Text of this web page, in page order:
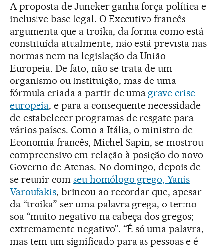
A proposta de Juncker ganha força política e
inclusive base legal. O Executivo francês
argumenta que a troika, da forma como está
constituída atualmente, não está prevista nas
normas nem na legislação da União
Europeia. De fato, não se trata de um
organismo ou instituição, mas de uma
fórmula criada a partir de uma grave crise
europeia, e para a consequente necessidade
de estabelecer programas de resgate para
vários países. Como a Itália, o ministro de
Economia francês, Michel Sapin, se mostrou
compreensivo em relação à posição do novo
Governo de Atenas. No domingo, depois de
se reunir com seu homólogo grego, Yanis
Varoufakis, brincou ao recordar que, apesar
da “troika” ser uma palavra grega, o termo
soa “muito negativo na cabeça dos gregos;
extremamente negativo”. “É só uma palavra,
mas tem um significado para as pessoas e é